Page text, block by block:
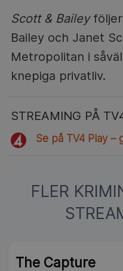
Scott & Baileyföljer
Bailey och Janet
Metropolitan i
knepiga privatliv.
STREAMING PÅ
Se på TV4 Play –
FLER
The Capture